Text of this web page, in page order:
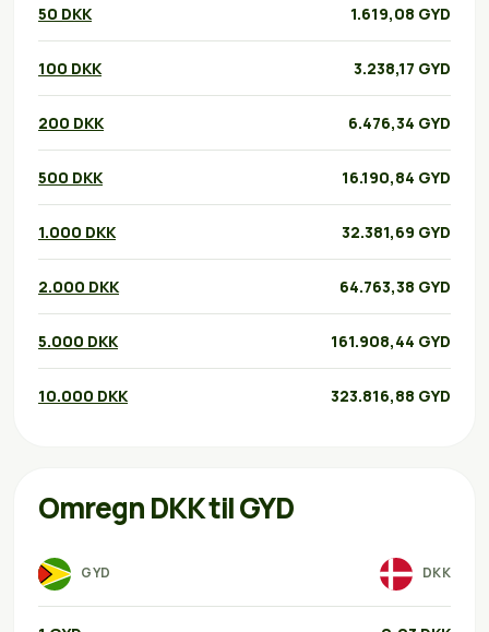
50 DKK 1.619,08 GYD
100 DKK 3.238,17 GYD
200 DKK 6.476,34 GYD
500 DKK 16.190,84 GYD
1.000 DKK 32.381,69 GYD
2.000 DKK 64.763,38 GYD
5.000 DKK 161.908,44 GYD
10.000 DKK 323.816,88 GYD
Omregn DKK til GYD
GYD DKK